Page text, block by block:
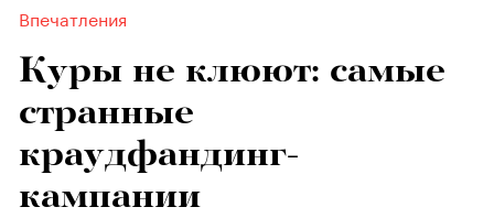
Впечатления
Куры не клюют: самые
странные
краудфандинг-
кампании